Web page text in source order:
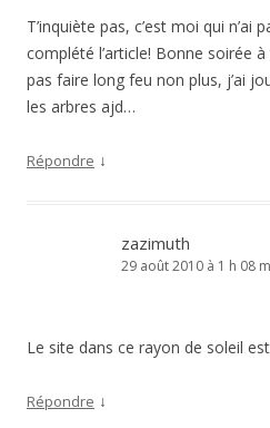
T’inquiète pas, c’est moi qui n’ai
complété l’article! Bonne soirée
pas faire long feu non plus, j’ai
les arbres ajd…
Répondre ↓
zazimuth
29 août 2010 à 1 h 08
Le site dans ce rayon de soleil
Répondre ↓